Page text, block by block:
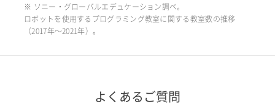
※ ソニー・グローバルエデュケーション調べ。
ロボットを使用するプログラミング教室に関する教室数の推移
（2017年〜2021年）。
よくあるご質問